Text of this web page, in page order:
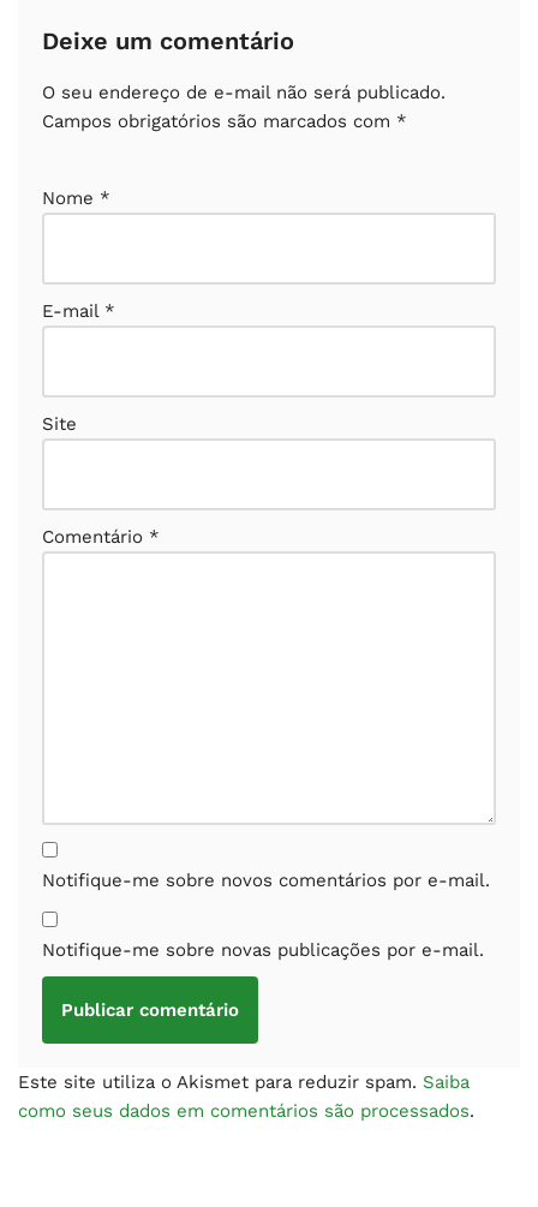
Deixe um comentário
O seu endereço de e-mail não será publicado.
Campos obrigatórios são marcados com *
Nome *
E-mail *
Site
Comentário *
Notifique-me sobre novos comentários por e-mail.
Notifique-me sobre novas publicações por e-mail.
Este site utiliza o Akismet para reduzir spam. Saiba
como seus dados em comentários são processados.